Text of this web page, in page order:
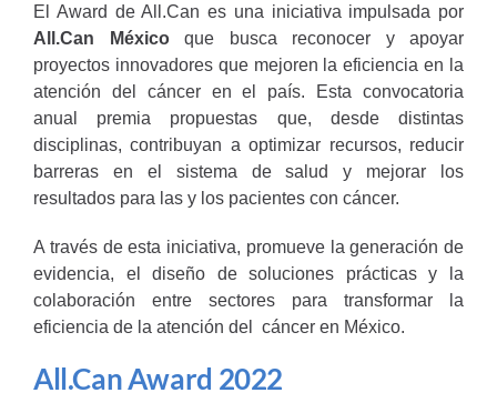
El Award de All.Can es una iniciativa impulsada por
All.Can Méxicoque busca reconocer y apoyar
proyectos innovadores que mejoren la eficiencia en la
atención del cáncer en el país. Esta convocatoria
anual premia propuestas que, desde distintas
disciplinas, contribuyan a optimizar recursos, reducir
barreras en el sistema de salud y mejorar los
resultados para las y los pacientes con cáncer.
A través de esta iniciativa, promueve la generación de
evidencia, el diseño de soluciones prácticas y la
colaboración entre sectores para transformar la
eficiencia de la atención del cáncer en México.
All.Can Award 2022